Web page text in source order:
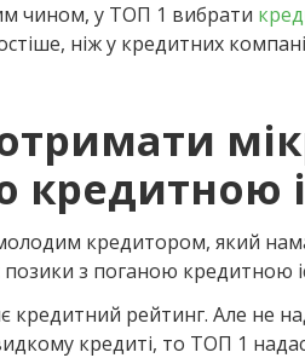
чином, у ТОП 1 вибрати
ніж у кредитних
кредитною
кредитором, який
з поганою кредитною
кредитний рейтинг. Але не
кредиті, то ТОП 1